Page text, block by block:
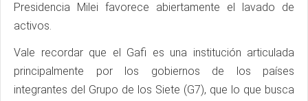
Presidencia Milei favorece abiertamente el lavado de
activos.
Vale recordar que el Gafi es una institución articulada
principalmente por los gobiernos de los países
integrantes del Grupo de los Siete (G7), que lo que busca